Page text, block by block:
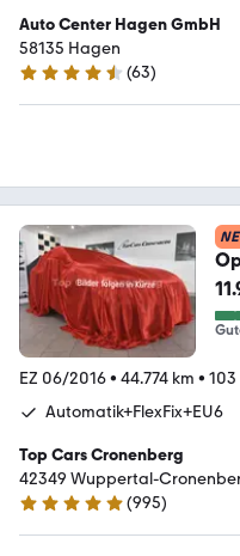
Auto Center Hagen GmbH
58135 Hagen
4.7 Sterne
(63)
EZ 06/2016• 44.774 km • 103
Automatik+FlexFix+EU6
Top Cars Cronenberg
42349 Wuppertal-
4.9 Sterne
(995)